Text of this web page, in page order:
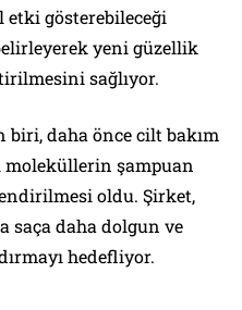
etki gösterebileceği
yeni güzellik
sağlıyor.
biri, daha önce cilt bakım
şampuan
oldu. Şirket,
saça daha dolgun ve
hedefliyor.